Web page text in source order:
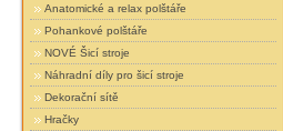
Anatomické a relax polštáře
Pohankové polštáře
NOVÉ Šicí stroje
Náhradní díly pro šicí stroje
Dekorační sítě
Hračky